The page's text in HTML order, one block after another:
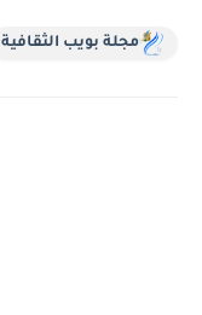
مجلة بويب الثقافية